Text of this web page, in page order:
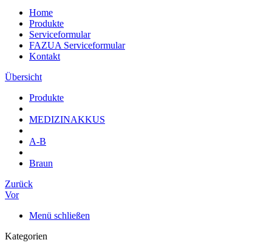
Home
Produkte
Serviceformular
FAZUA Serviceformular
Kontakt
Übersicht
Produkte
MEDIZINAKKUS
A-B
Braun
Zurück
Vor
Menü schließen
Kategorien